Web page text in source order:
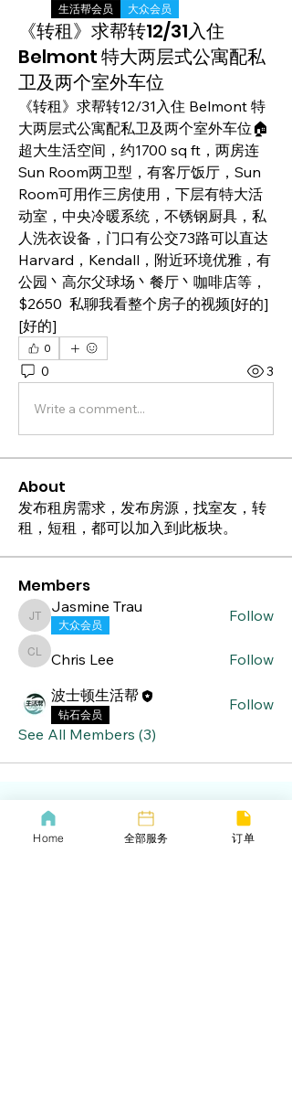
生活帮会员 大众会员
《转租》求帮转12/31入住
Belmont 特大两层式公寓配私
卫及两个室外车位
《转租》求帮转12/31入住 Belmont 特
大两层式公寓配私卫及两个室外车位🏠
超大生活空间，约1700 sq ft，两房连
Sun Room两卫型，有客厅饭厅，Sun
Room可用作三房使用，下层有特大活
动室，中央冷暖系统，不锈钢厨具，私
人洗衣设备，门口有公交73路可以直达
Harvard，Kendall，附近环境优雅，有
公园丶高尔父球场丶餐厅丶咖啡店等，
$2650  私聊我看整个房子的视频[好的]
[好的]
0
0 3
Write a comment...
About
发布租房需求，发布房源，找室友，转
租，短租，都可以加入到此板块。
Members
Jasmine Trau
Jasmine Trau
大众会员
Follow
Chris Lee
Chris Lee
Follow
波士顿生活帮
钻石会员
Follow
See All Members (3)
lifebang
Home 全部服务 订单